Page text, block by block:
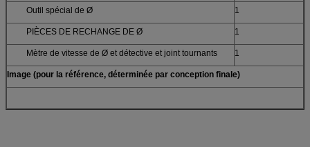
Outil spécial de Ø 1
PIÈCES DE RECHANGE DE Ø 1
Mètre de vitesse de Ø et détective et joint tournants 1
Image (pour la référence, déterminée par conception finale)